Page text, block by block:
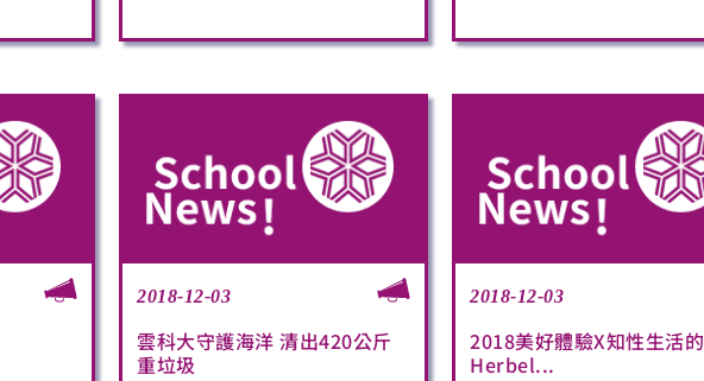
2018-12-03
雲科大守護海洋 清出420公斤
重垃圾
2018-12-03
2018美好體驗X知性生活的
Herbel...